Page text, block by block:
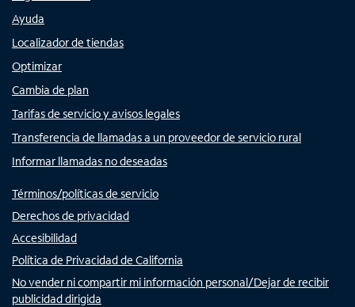
Ayuda
Localizador de tiendas
Optimizar
Cambia de plan
Tarifas de servicio y avisos legales
Transferencia de llamadas a un proveedor de servicio rural
Informar llamadas no deseadas
Términos/políticas de servicio
Derechos de privacidad
Accesibilidad
Política de Privacidad de California
No vender ni compartir mi información personal/Dejar de recibir
publicidad dirigida